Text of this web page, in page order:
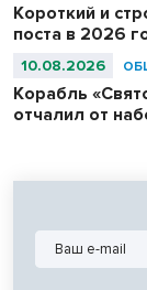
Короткий и
поста в 2026
10.08.2026
Корабль
отчалил от